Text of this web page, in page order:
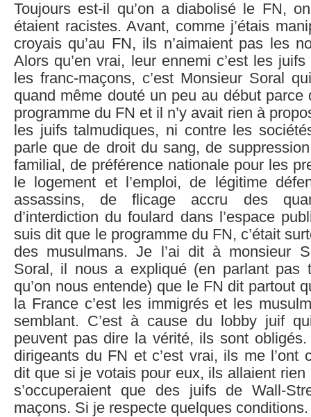
Toujours est-il qu’on a diabolisé le FN,
étaient racistes. Avant, comme j’étais
croyais qu’au FN, ils n’aimaient pas les
Alors qu’en vrai, leur ennemi c’est les
les franc-maçons, c’est Monsieur Soral
quand même douté un peu au début parce
programme du FN et il n’y avait rien à
les juifs talmudiques, ni contre les
parle que de droit du sang, de
familial, de préférence nationale pour les
le logement et l’emploi, de légitime
assassins, de flicage accru des
d’interdiction du foulard dans l’espace
suis dit que le programme du FN, c’était
des musulmans. Je l’ai dit à monsieur
Soral, il nous a expliqué (en parlant pas
qu’on nous entende) que le FN dit partout
la France c’est les immigrés et les
semblant. C’est à cause du lobby juif
peuvent pas dire la vérité, ils sont obligés.
dirigeants du FN et c’est vrai, ils me l’ont
dit que si je votais pour eux, ils allaient
s’occuperaient que des juifs de Wall-
maçons. Si je respecte quelques conditions.